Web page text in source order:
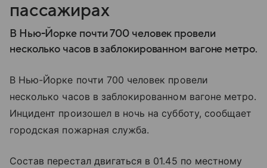
пассажирах
В Нью-Йорке почти 700 человек провели
несколько часов в заблокированном вагоне метро.
В Нью-Йорке почти 700 человек провели
несколько часов в заблокированном вагоне метро.
Инцидент произошел в ночь на субботу, сообщает
городская пожарная служба.
Состав перестал двигаться в 01.45 по местному